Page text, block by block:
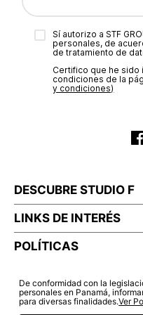
Planchar a temperatura
No lavado en seco
aprobación del pago de tu
estado de tu compra
Mis Pedidos” en nuestra
Sí autorizo a STF
personales, de
de tratamiento de
Certifico que he
condiciones de la
y condiciones)
DESCUBRE STUDIO F
LINKS DE INTERÉS
POLÍTICAS
De conformidad con la
personales en Panamá,
para diversas finalidades.Ver